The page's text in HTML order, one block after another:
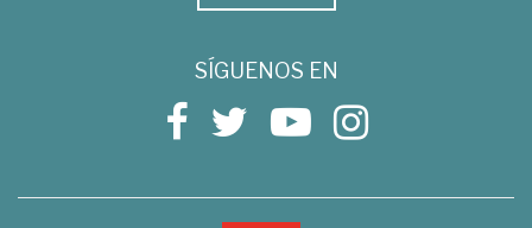
SÍGUENOS EN